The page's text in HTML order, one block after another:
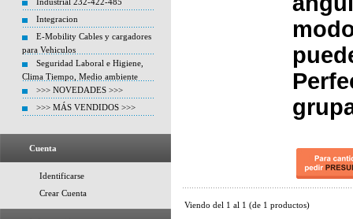
Integracion
E-Mobility Cables y cargadores
para Vehiculos
Seguridad Laboral e Higiene,
Clima Tiempo, Medio ambiente
>>> NOVEDADES >>>
>>> MÁS VENDIDOS >>>
Cuenta
Identificarse
Crear Cuenta
Viendo del 1 al 1 (de 1 productos)